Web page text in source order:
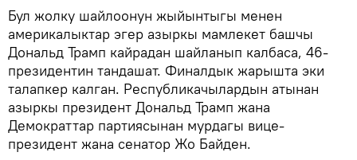
Бул жолку шайлоонун жыйынтыгы менен
америкалыктар эгер азыркы мамлекет башчы
Дональд Трамп кайрадан шайланып калбаса, 46-
президентин тандашат. Финалдык жарышта эки
талапкер калган. Республикачылардын атынан
азыркы президент Дональд Трамп жана
Демократтар партиясынан мурдагы вице-
президент жана сенатор Жо Байден.